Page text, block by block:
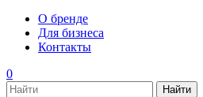
О бренде
Для бизнеса
Контакты
0